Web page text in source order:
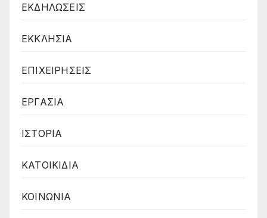
ΕΚΔΗΛΩΣΕΙΣ
ΕΚΚΛΗΣΙΑ
ΕΠΙΧΕΙΡΗΣΕΙΣ
ΕΡΓΑΣΙΑ
ΙΣΤΟΡΙΑ
ΚΑΤΟΙΚΙΔΙΑ
ΚΟΙΝΩΝΙΑ